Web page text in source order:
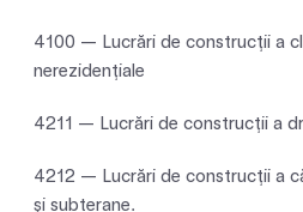
4100 — Lucrări de construcţii a
nerezidenţiale
4211 — Lucrări de construcţii a
4212 — Lucrări de construcţii a
şi subterane.